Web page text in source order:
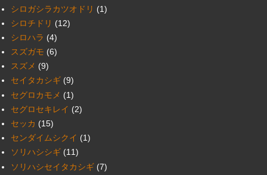
シロガシラカツオドリ (1)
シロチドリ (12)
シロハラ (4)
スズガモ (6)
スズメ (9)
セイタカシギ (9)
セグロカモメ (1)
セグロセキレイ (2)
セッカ (15)
センダイムシクイ (1)
ソリハシシギ (11)
ソリハシセイタカシギ (7)